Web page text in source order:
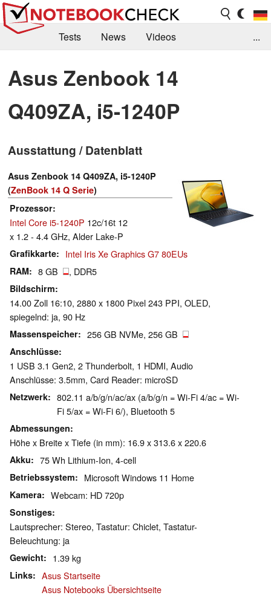
Tests News
Videos
Kaufberatung
Deals Suche
Forum
...
Asus Zenbook 14
Q409ZA, i5-1240P
Ausstattung / Datenblatt
Asus Zenbook 14 Q409ZA, i5-1240P
(ZenBook 14 Q Serie)
Prozessor
Intel Core i5-1240P 12c/16t 12
x 1.2 - 4.4 GHz, Alder Lake-P
Grafikkarte Intel Iris Xe Graphics G7 80EUs
RAM 8 GB , DDR5
Bildschirm
14.00 Zoll 16:10, 2880 x 1800 Pixel 243 PPI, OLED,
spiegelnd: ja, 90 Hz
Massenspeicher 256 GB NVMe, 256 GB
Anschlüsse
1 USB 3.1 Gen2, 2 Thunderbolt, 1 HDMI, Audio
Anschlüsse: 3.5mm, Card Reader: microSD
Netzwerk
802.11 a/b/g/n/ac/ax (a/b/g/n = Wi-Fi 4/ac = Wi-
Fi 5/ax = Wi-Fi 6/), Bluetooth 5
Abmessungen
Höhe x Breite x Tiefe (in mm): 16.9 x 313.6 x 220.6
Akku 75 Wh Lithium-Ion, 4-cell
Betriebssystem Microsoft Windows 11 Home
Kamera Webcam: HD 720p
Sonstiges
Lautsprecher: Stereo, Tastatur: Chiclet, Tastatur-
Beleuchtung: ja
Gewicht 1.39 kg
Links
Asus Startseite
Asus Notebooks Übersichtseite